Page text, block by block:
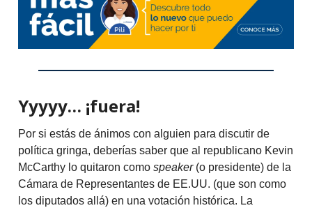
Yyyyy… ¡fuera!
Por si estás de ánimos con alguien para discutir de
política gringa, deberías saber que al republicano Kevin
McCarthy lo quitaron como speaker (o presidente) de la
Cámara de Representantes de EE.UU. (que son como
los diputados allá) en una votación histórica. La